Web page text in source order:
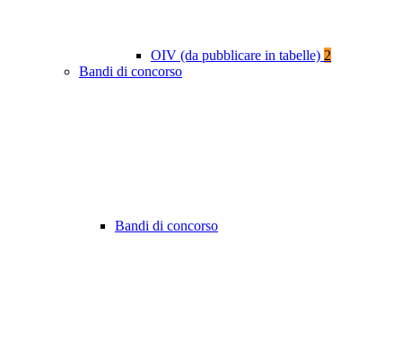
OIV (da pubblicare in tabelle) 2
Bandi di concorso
Bandi di concorso